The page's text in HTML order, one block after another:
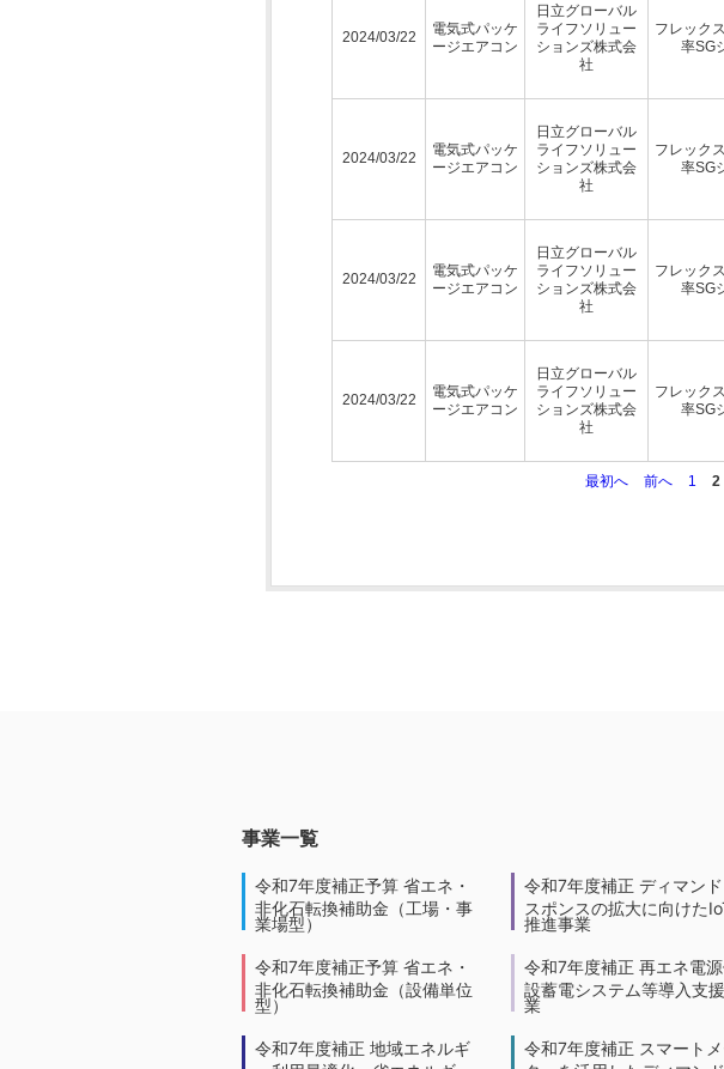
2024/03/22
電気式パッケ
ージエアコン
日立グローバル
ライフソリュー
ションズ株式会
社
フレック
率SG
2024/03/22
電気式パッケ
ージエアコン
日立グローバル
ライフソリュー
ションズ株式会
社
フレック
率SG
2024/03/22
電気式パッケ
ージエアコン
日立グローバル
ライフソリュー
ションズ株式会
社
フレック
率SG
2024/03/22
電気式パッケ
ージエアコン
日立グローバル
ライフソリュー
ションズ株式会
社
フレック
率SG
最初へ 前へ 1 2
事業一覧
令和7年度補正予算 省エネ・
非化石転換補助金（工場・事
業場型）
令和7年度補正予算 省エネ・
非化石転換補助金（設備単位
型）
令和7年度補正 地域エネルギ
令和7年度補正 ディマンド
スポンスの拡大に向けた
推進事業
令和7年度補正 再エネ電
設蓄電システム等導入支
業
令和7年度補正 スマート